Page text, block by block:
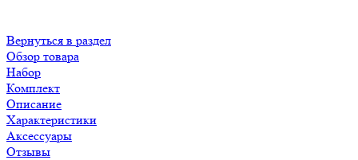
Вернуться в раздел
Обзор товара
Набор
Комплект
Описание
Характеристики
Аксессуары
Отзывы